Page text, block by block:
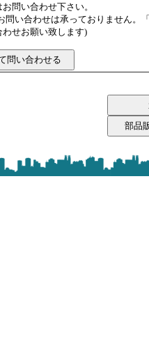
問い合わせ下さい。
問い合わせは承っておりません。
せお願い致します)